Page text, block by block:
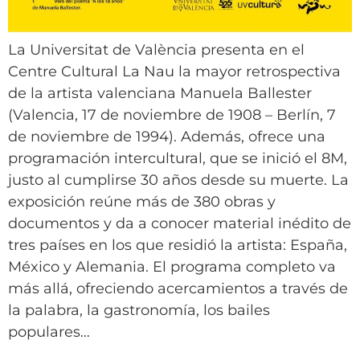
La Universitat de València presenta en el
Centre Cultural La Nau la mayor retrospectiva
de la artista valenciana Manuela Ballester
(Valencia, 17 de noviembre de 1908 – Berlín, 7
de noviembre de 1994). Además, ofrece una
programación intercultural, que se inició el 8M,
justo al cumplirse 30 años desde su muerte. La
exposición reúne más de 380 obras y
documentos y da a conocer material inédito de
tres países en los que residió la artista: España,
México y Alemania. El programa completo va
más allá, ofreciendo acercamientos a través de
la palabra, la gastronomía, los bailes
populares…